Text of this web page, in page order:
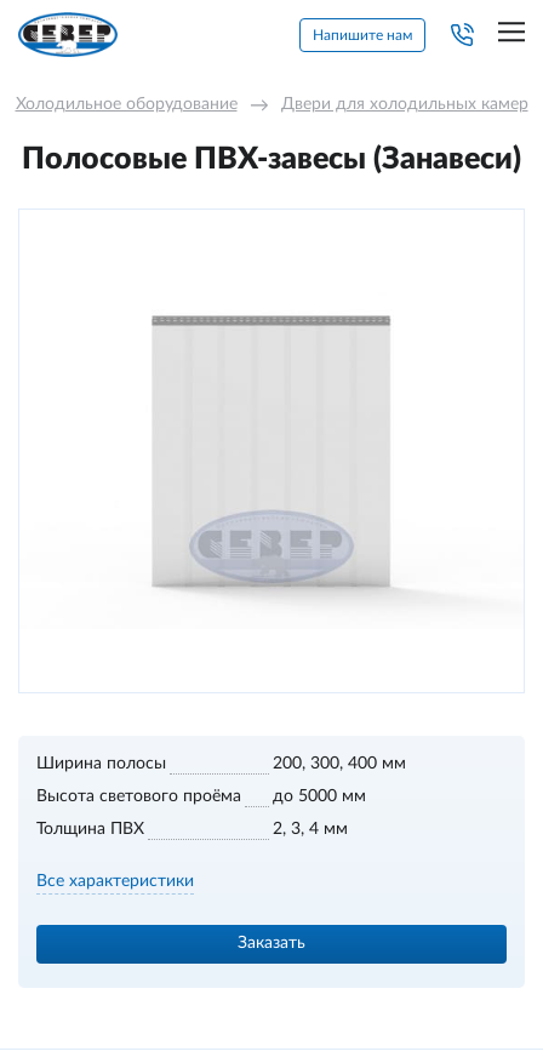
Напишите нам
Холодильное оборудование → Двери для холодильных камер
Полосовые ПВХ-завесы (Занавеси)
Ширина полосы
200, 300, 400 мм
Высота светового проёма
до 5000 мм
Толщина ПВХ
2, 3, 4 мм
Все характеристики
Заказать